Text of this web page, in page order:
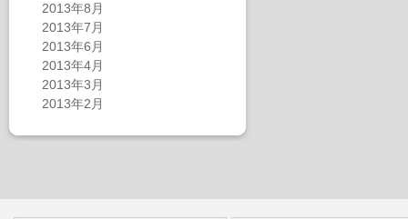
2013年8月
2013年7月
2013年6月
2013年4月
2013年3月
2013年2月